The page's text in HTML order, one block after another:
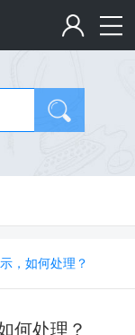
，如何处理？
何处理？